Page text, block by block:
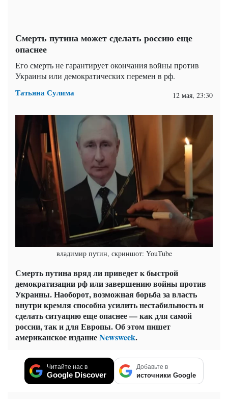
Смерть путина может сделать россию еще
опаснее
Его смерть не гарантирует окончания войны против
Украины или демократических перемен в рф.
Татьяна Сулима 12 мая, 23:30
владимир путин, скриншот: YouTube
Смерть путина вряд ли приведет к быстрой
демократизации рф или завершению войны против
Украины. Наоборот, возможная борьба за власть
внутри кремля способна усилить нестабильность и
сделать ситуацию еще опаснее — как для самой
россии, так и для Европы. Об этом пишет
американское изданиеNewsweek.
Читайте нас в
Google Discover
Добавьте в
источники Google